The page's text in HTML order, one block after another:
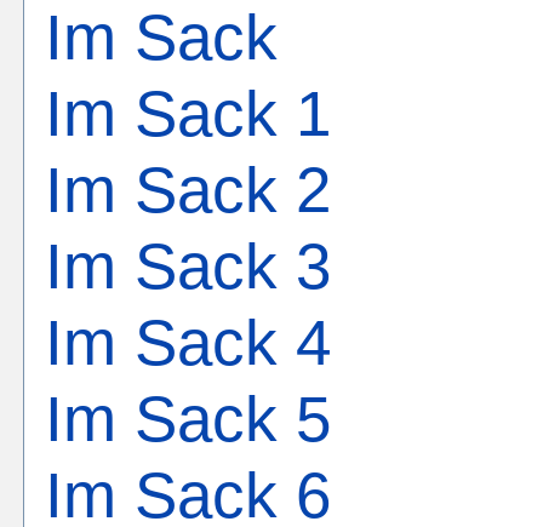
Im Sack
Im Sack 1
Im Sack 2
Im Sack 3
Im Sack 4
Im Sack 5
Im Sack 6